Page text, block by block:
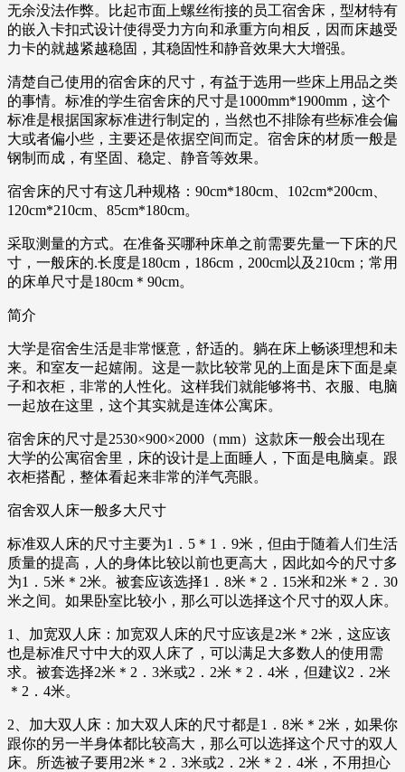
无余没法作弊。比起市面上螺丝衔接的员工宿舍床，型材特有
的嵌入卡扣式设计使得受力方向和承重方向相反，因而床越受
力卡的就越紧越稳固，其稳固性和静音效果大大增强。
清楚自己使用的宿舍床的尺寸，有益于选用一些床上用品之类
的事情。标准的学生宿舍床的尺寸是1000mm*1900mm，这个
标准是根据国家标准进行制定的，当然也不排除有些标准会偏
大或者偏小些，主要还是依据空间而定。宿舍床的材质一般是
钢制而成，有坚固、稳定、静音等效果。
宿舍床的尺寸有这几种规格：90cm*180cm、102cm*200cm、
120cm*210cm、85cm*180cm。
采取测量的方式。在准备买哪种床单之前需要先量一下床的尺
寸，一般床的.长度是180cm，186cm，200cm以及210cm；常用
的床单尺寸是180cm＊90cm。
简介
大学是宿舍生活是非常惬意，舒适的。躺在床上畅谈理想和未
来。和室友一起嬉闹。这是一款比较常见的上面是床下面是桌
子和衣柜，非常的人性化。这样我们就能够将书、衣服、电脑
一起放在这里，这个其实就是连体公寓床。
宿舍床的尺寸是2530×900×2000（mm）这款床一般会出现在
大学的公寓宿舍里，床的设计是上面睡人，下面是电脑桌。跟
衣柜搭配，整体看起来非常的洋气亮眼。
宿舍双人床一般多大尺寸
标准双人床的尺寸主要为1．5＊1．9米，但由于随着人们生活
质量的提高，人的身体比较以前也更高大，因此如今的尺寸多
为1．5米＊2米。被套应该选择1．8米＊2．15米和2米＊2．30
米之间。如果卧室比较小，那么可以选择这个尺寸的双人床。
1、加宽双人床：加宽双人床的尺寸应该是2米＊2米，这应该
也是标准尺寸中大的双人床了，可以满足大多数人的使用需
求。被套选择2米＊2．3米或2．2米＊2．4米，但建议2．2米
＊2．4米。
2、加大双人床：加大双人床的尺寸都是1．8米＊2米，如果你
跟你的另一半身体都比较高大，那么可以选择这个尺寸的双人
床。所选被子要用2米＊2．3米或2．2米＊2．4米，不用担心